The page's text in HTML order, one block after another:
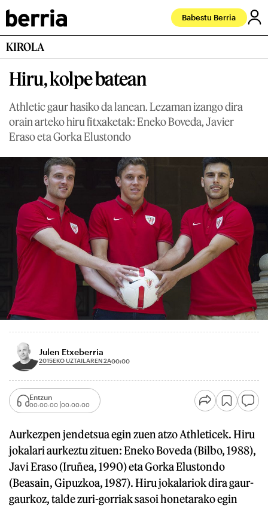
Babestu Berria
KIROLA
Hiru, kolpe batean
Athletic gaur hasiko da lanean. Lezaman izango dira
orain arteko hiru fitxaketak: Eneko Boveda, Javier
Eraso eta Gorka Elustondo
Julen Etxeberria
2015EKO UZTAILAREN 2A00:00
Entzun
00:00:00 00:00:00
Aurkezpen jendetsua egin zuen atzo Athleticek. Hiru
jokalari aurkeztu zituen: Eneko Boveda (Bilbo, 1988),
Javi Eraso (Iruñea, 1990) eta Gorka Elustondo
(Beasain, Gipuzkoa, 1987). Hiru jokalariok dira gaur-
gaurkoz, talde zuri-gorriak sasoi honetarako egin